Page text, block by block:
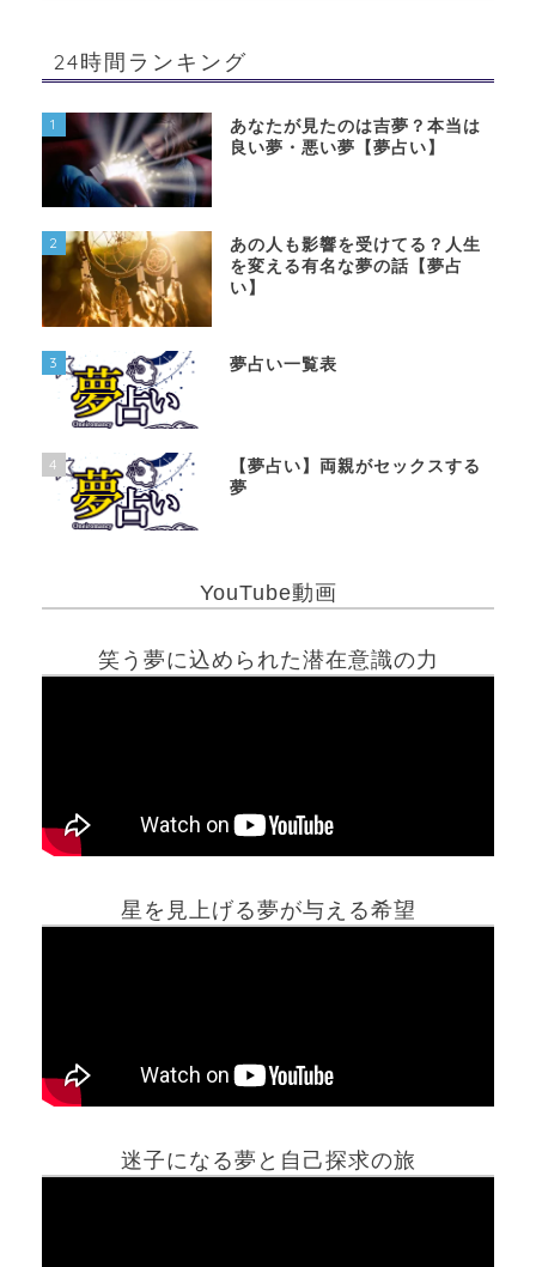
24時間ランキング
1
あなたが見たのは吉夢？本当は
良い夢・悪い夢【夢占い】
2
あの人も影響を受けてる？人生
を変える有名な夢の話【夢占
い】
3 夢占い一覧表
4
【夢占い】両親がセックスする
夢
YouTube動画
笑う夢に込められた潜在意識の力
星を見上げる夢が与える希望
迷子になる夢と自己探求の旅
ホーム